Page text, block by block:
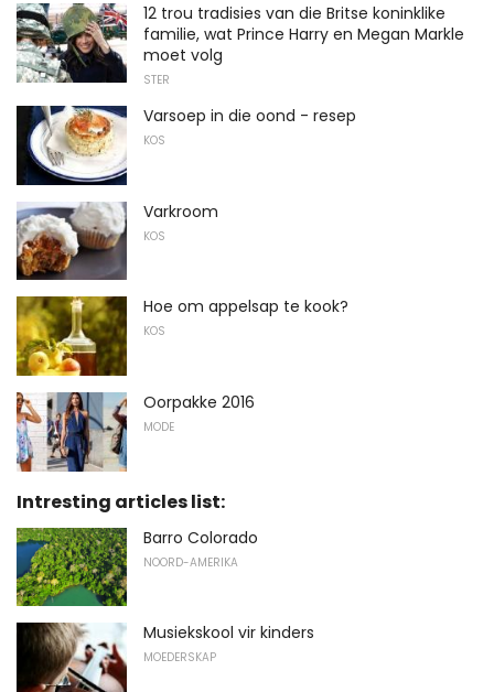
12 trou tradisies van die Britse koninklike
familie, wat Prince Harry en Megan Markle
moet volg
STER
Varsoep in die oond - resep
KOS
Varkroom
KOS
Hoe om appelsap te kook?
KOS
Oorpakke 2016
MODE
Intresting articles list:
Barro Colorado
NOORD-AMERIKA
Musiekskool vir kinders
MOEDERSKAP